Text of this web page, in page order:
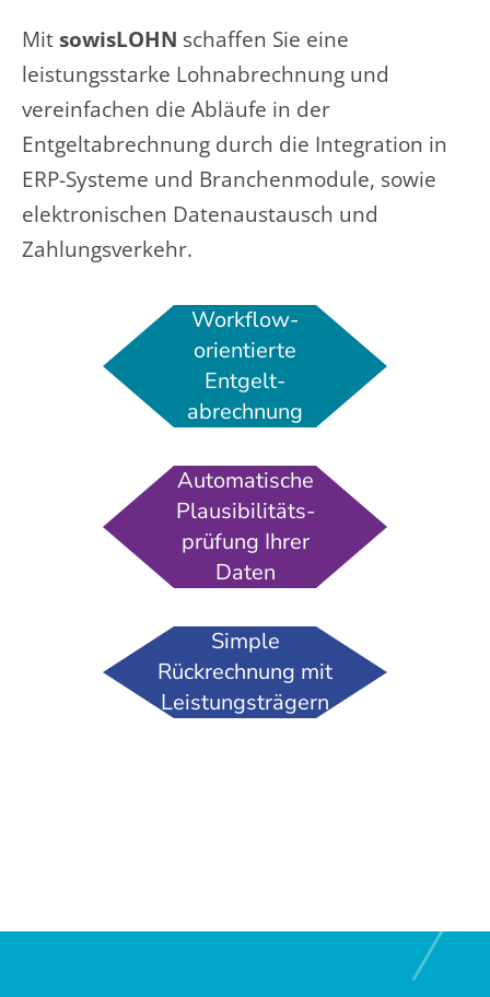
Mit sowisLOHN schaffen Sie eine
leistungsstarke Lohnabrechnung und
vereinfachen die Abläufe in der
Entgeltabrechnung durch die Integration in
ERP-Systeme und Branchenmodule, sowie
elektronischen Datenaustausch und
Zahlungsverkehr.
Workflow­
orientierte
Entgelt­
abrechnung
Automatische
Plausibilitäts­
prüfung Ihrer
Daten
Simple
Rückrechnung mit
Leistungsträgern